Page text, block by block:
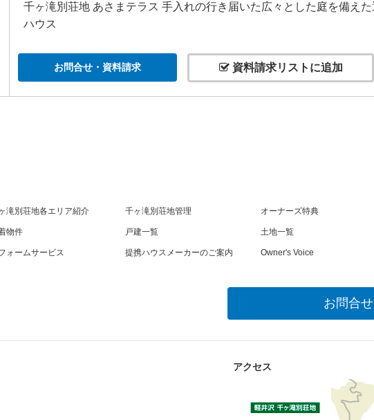
千ヶ滝別荘地 あさまテラス 手入れの行き届いた広々とした庭を備え
ハウス
お問合せ・資料請求 資料請求リストに追加
滝別荘地各エリア紹介 千ヶ滝別荘地管理 オーナーズ特典
物件 戸建一覧 土地一覧
ォームサービス 提携ハウスメーカーのご案内 Owner's Voice
お問合
アクセス